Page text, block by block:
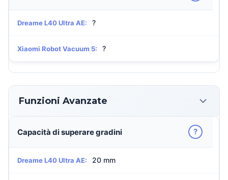
Dreame L40 Ultra AE: ?
Xiaomi Robot Vacuum 5: ?
Funzioni Avanzate
Capacità di superare gradini ?
Dreame L40 Ultra AE: 20 mm